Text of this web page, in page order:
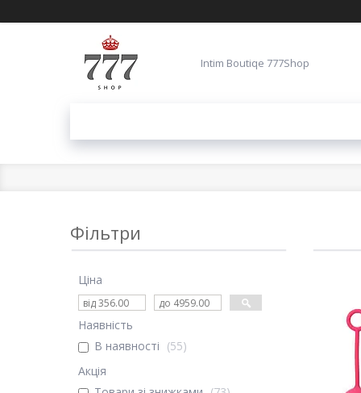
Intim Boutiqe 777Shop
Фільтри
Ціна
Наявність
В наявності
55
Акція